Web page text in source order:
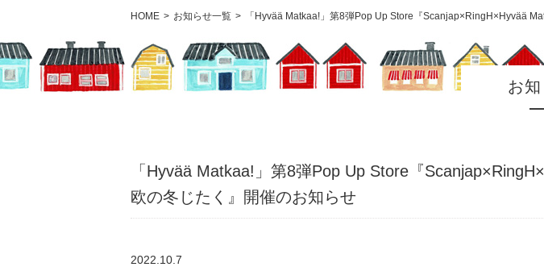
HOME > お知らせ一覧 > 「Hyvää Matkaa!」第8弾Pop Up Store『Scanjap×RingH×Hyvää
お
「Hyvää Matkaa!」第8弾Pop Up Store『
欧の冬じたく』開催のお知らせ
2022.10.7